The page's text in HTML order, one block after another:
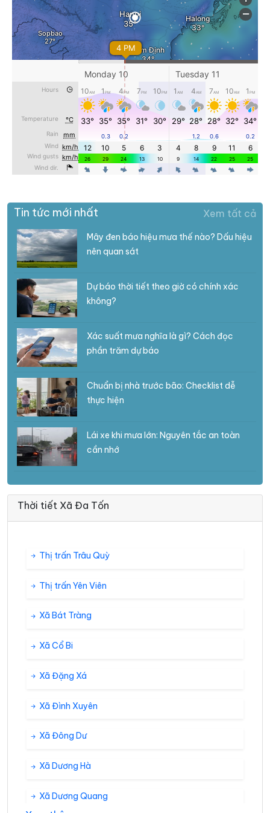
Tin tức mới nhất Xem tất cả
Mây đen báo hiệu mưa thế nào? Dấu hiệu
nên quan sát
Dự báo thời tiết theo giờ có chính xác
không?
Xác suất mưa nghĩa là gì? Cách đọc
phần trăm dự báo
Chuẩn bị nhà trước bão: Checklist dễ
thực hiện
Lái xe khi mưa lớn: Nguyên tắc an toàn
cần nhớ
Thời tiết Xã Đa Tốn
Thị trấn Trâu Quỳ
Thị trấn Yên Viên
Xã Bát Tràng
Xã Cổ Bi
Xã Đặng Xá
Xã Đình Xuyên
Xã Đông Dư
Xã Dương Hà
Xã Dương Quang